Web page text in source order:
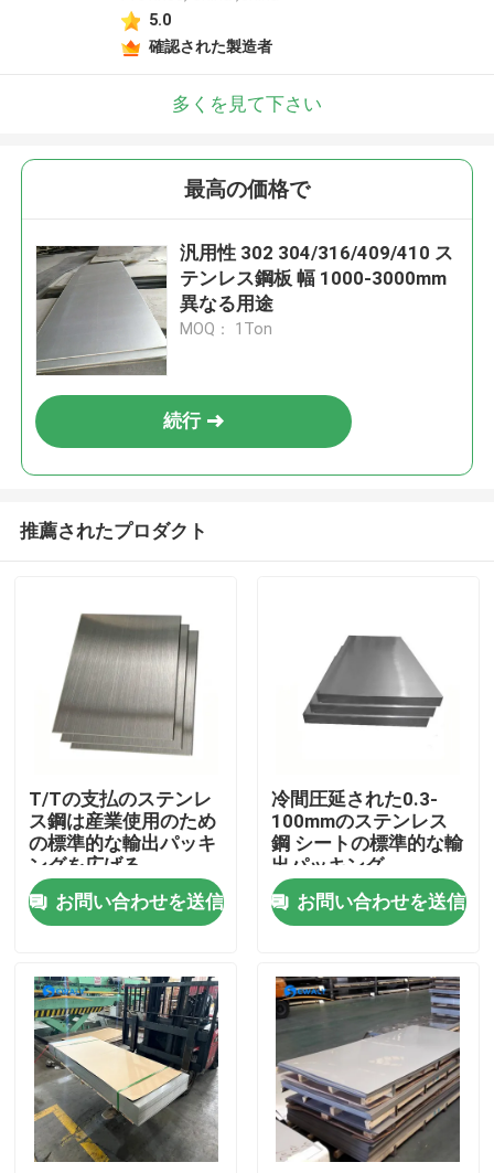
ホーム
製品
ビデオ
企業情報
会社案内
品質管理
お問い合わせ
5.0
確認された製造者
多くを見て下さい
最高の価格で
汎用性 302 304/316/409/410 ス
テンレス鋼板 幅 1000-3000mm
異なる用途
MOQ： 1Ton
続行
推薦されたプロダクト
T/Tの支払のステンレ
ス鋼は産業使用のため
の標準的な輸出パッキ
ングを広げる
お問い合わせを送信
冷間圧延された0.3-
100mmのステンレス
鋼 シートの標準的な輸
出パッキング
お問い合わせを送信